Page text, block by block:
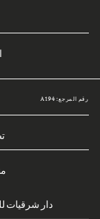
رقم المرجع: A194
دار شرقيات